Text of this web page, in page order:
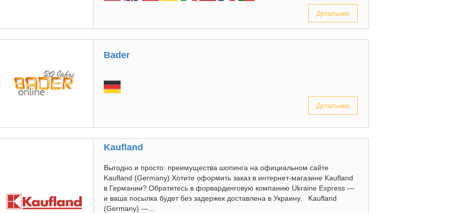
Детальнее
Bader
Детальнее
Kaufland
Выгодно и просто: преимущества шопинга на официальном сайте
Kaufland (Germany) Хотите оформить заказ в интернет-магазине Kaufland
в Германии? Обратитесь в форвардинговую компанию Ukraine Express —
и ваша посылка будет без задержек доставлена в Украину. Kaufland
(Germany) —...